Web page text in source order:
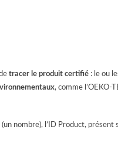
tracer le produit certifié : le ou
, comme l’OEKO-
nombre), l’ID Product,